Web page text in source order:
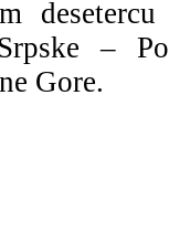
–
Gore.